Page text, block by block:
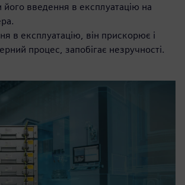
його введення в експлуатацію на
в експлуатацію, він прискорює і
процес, запобігає незручності.